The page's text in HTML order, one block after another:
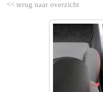
<< terug naar overzicht